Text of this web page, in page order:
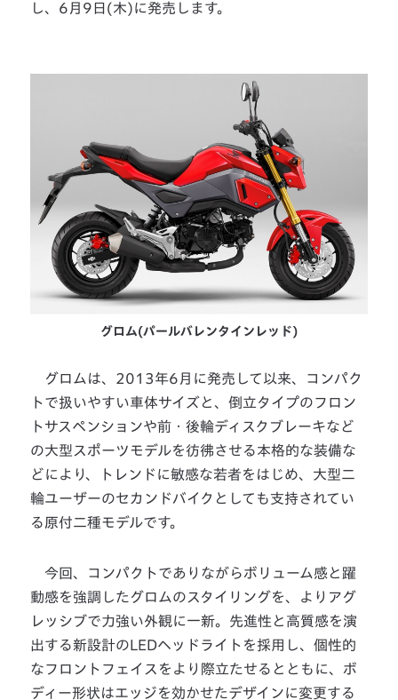
し、6月9日(木)に発売します。
グロム(パールバレンタインレッド)
グロムは、2013年6月に発売して以来、コンパク
トで扱いやすい車体サイズと、倒立タイプのフロン
トサスペンションや前・後輪ディスクブレーキなど
の大型スポーツモデルを彷彿させる本格的な装備な
どにより、トレンドに敏感な若者をはじめ、大型二
輪ユーザーのセカンドバイクとしても支持されてい
る原付二種モデルです。
今回、コンパクトでありながらボリューム感と躍
動感を強調したグロムのスタイリングを、よりアグ
レッシブで力強い外観に一新。先進性と高質感を演
出する新設計のLEDヘッドライトを採用し、個性的
なフロントフェイスをより際立たせるとともに、ボ
ディー形状はエッジを効かせたデザインに変更する